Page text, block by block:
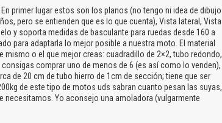
primer lugar estos son los planos (no tengo ni idea de dibujo
pero se entienden que es lo que cuenta), Vista lateral, Vista
y soporta medidas de basculante para ruedas desde 160 a
para adaptarla lo mejor posible a nuestra moto. El material
mismo o el que mejor creas: cuadradillo de 2×2, tubo redondo,
comprar uno de menos de 6 (es así como lo venden),
de 20 cm de tubo hierro de 1cm de sección; tiene que ser
de este tipo de motos uds sabran cuanto pesan las suyas,
necesitamos. Yo aconsejo una amoladora (vulgarmente